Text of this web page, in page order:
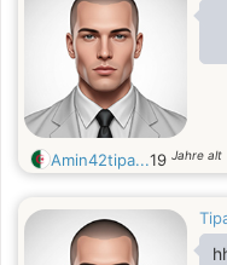
Amin42tipa...19 Jahre alt